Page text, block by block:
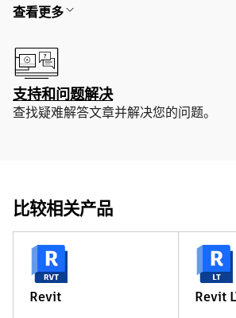
查看更多
支持和问题解决
查找疑难解答文章并解决您的问题。
比较相关产品
Revit Revit